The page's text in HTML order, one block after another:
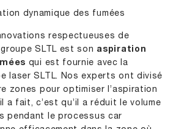
respectueuses de
groupe SLTL est son aspiration
qui est fournie avec la
laser SLTL. Nos experts ont divisé
zones pour optimiser l’aspiration
a fait, c’est qu’il a réduit le volume
pendant le processus car